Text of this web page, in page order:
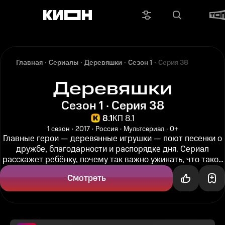
Главная Сериалы Деревяшки Сезон 1 Серия 38
Деревяшки
Сезон 1 · Серия 38
8.1КП 8.1
1 сезон 2017 Россия Мультсериал 0+
Главные герои — деревянные игрушки — поют песенки о
дружбе, благодарности и распорядке дня. Сериал
расскажет ребёнку, почему так важно ужинать, что такое
Смотреть